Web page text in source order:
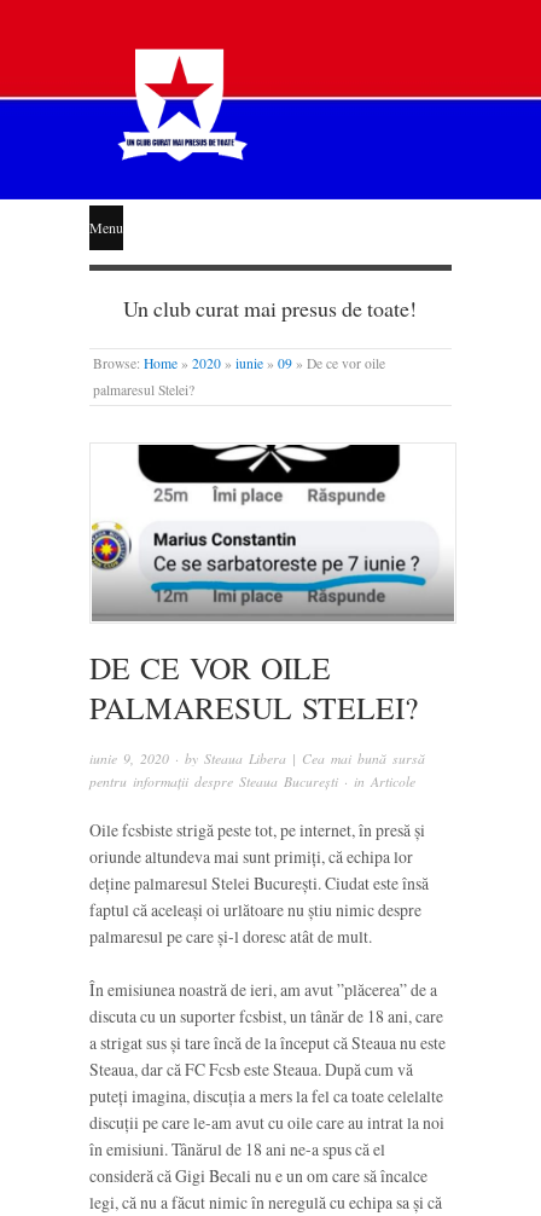
STEAUA
LIBERĂ
Menu
Un club curat mai presus de toate!
Browse: Home » 2020 » iunie » 09 » De ce vor oile
palmaresul Stelei?
DE CE VOR OILE
PALMARESUL STELEI?
iunie 9, 2020 · by Steaua Libera | Cea mai bună sursă
pentru informații despre Steaua București · in Articole
Oile fcsbiste strigă peste tot, pe internet, în presă și
oriunde altundeva mai sunt primiți, că echipa lor
deține palmaresul Stelei București. Ciudat este însă
faptul că aceleași oi urlătoare nu știu nimic despre
palmaresul pe care și-l doresc atât de mult.
În emisiunea noastră de ieri, am avut ”plăcerea” de a
discuta cu un suporter fcsbist, un tânăr de 18 ani, care
a strigat sus și tare încă de la început că Steaua nu este
Steaua, dar că FC Fcsb este Steaua. După cum vă
puteți imagina, discuția a mers la fel ca toate celelalte
discuții pe care le-am avut cu oile care au intrat la noi
în emisiuni. Tânărul de 18 ani ne-a spus că el
consideră că Gigi Becali nu e un om care să încalce
legi, că nu a făcut nimic în neregulă cu echipa sa și că